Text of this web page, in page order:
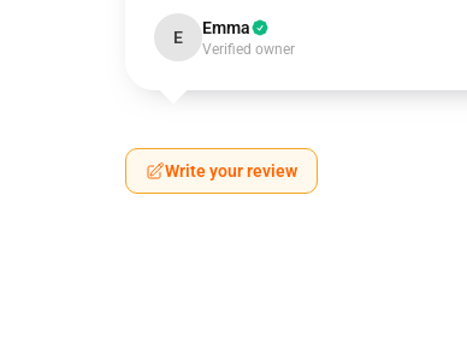
E Emma
Verified owner
Write your review